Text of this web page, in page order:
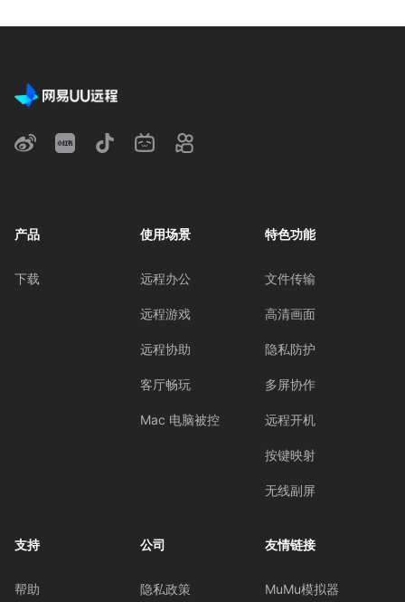
产品
下载
使用场景
远程办公
远程游戏
远程协助
客厅畅玩
Mac 电脑被控
特色功能
文件传输
高清画面
隐私防护
多屏协作
远程开机
按键映射
无线副屏
支持
帮助
公司
隐私政策
友情链接
MuMu模拟器